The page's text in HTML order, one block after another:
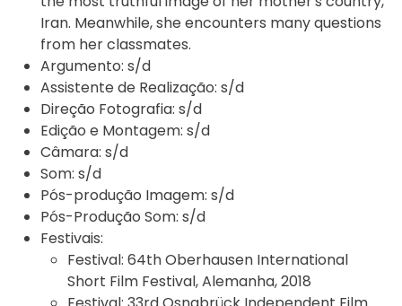
Iran. Meanwhile, she encounters many questions
from her classmates.
Argumento: s/d
Assistente de Realização: s/d
Direção Fotografia: s/d
Edição e Montagem: s/d
Câmara: s/d
Som: s/d
Pós-produção Imagem: s/d
Pós-Produção Som: s/d
Festivais:
Festival: 64th Oberhausen International
Short Film Festival, Alemanha, 2018